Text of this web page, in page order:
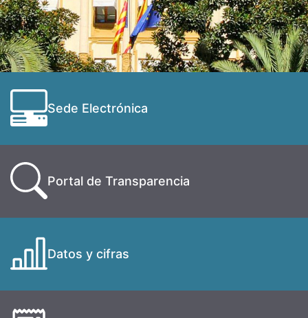
Sede Electrónica
Portal de Transparencia
Datos y cifras